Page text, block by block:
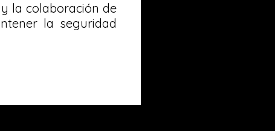
la colaboración de
la seguridad